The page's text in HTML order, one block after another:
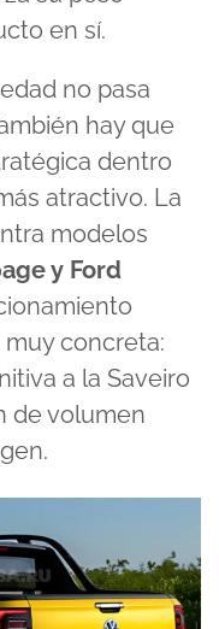
en sí.
no pasa
hay que
dentro
atractivo. La
modelos
y Ford
concreta:
a la Saveiro
de volumen